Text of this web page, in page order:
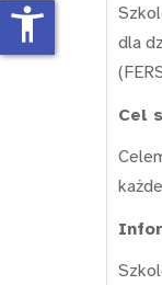
dla
Cel
accessibility_new